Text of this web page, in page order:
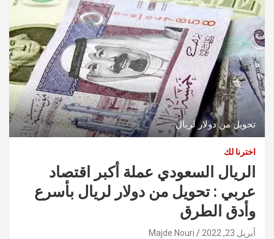
تحويل من دولار لريال
اخترنا لك
الريال السعودي عملة أكبر اقتصاد
عربي : تحويل من دولار لريال بأسرع
وأدق الطرق
أبريل 23, 2022 Majde Nouri